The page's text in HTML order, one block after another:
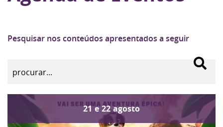
Pesquisar nos conteúdos apresentados a seguir
21 e 22 agosto